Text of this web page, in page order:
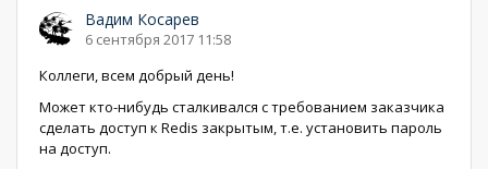
Вадим Косарев
6 сентября 2017 11:58
Коллеги, всем добрый день!
Может кто-нибудь сталкивался с требованием заказчика
сделать доступ к Redis закрытым, т.е. установить пароль
на доступ.